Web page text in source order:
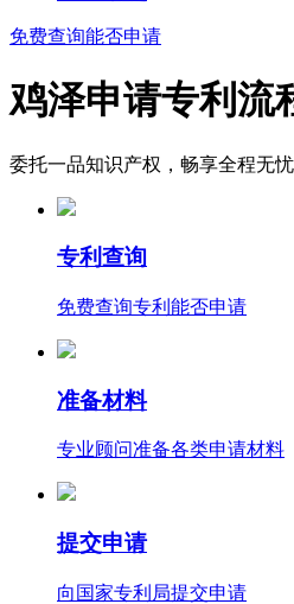
免费查询能否申请
鸡泽申请专利流
委托一品知识产权，畅享全程无
专利查询
免费查询专利能否申请
准备材料
专业顾问准备各类申请材料
提交申请
向国家专利局提交申请